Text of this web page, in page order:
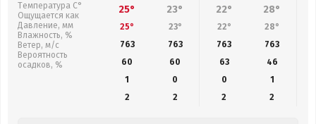
Температура С°
Ощущается как
Давление, мм
Влажность, %
Ветер, м/с
Вероятность
осадков, %
25° 23° 22° 28°
25° 23° 22° 28°
763
763 763 763
60
60 63 46
1
0 0
1
2
2 2 2